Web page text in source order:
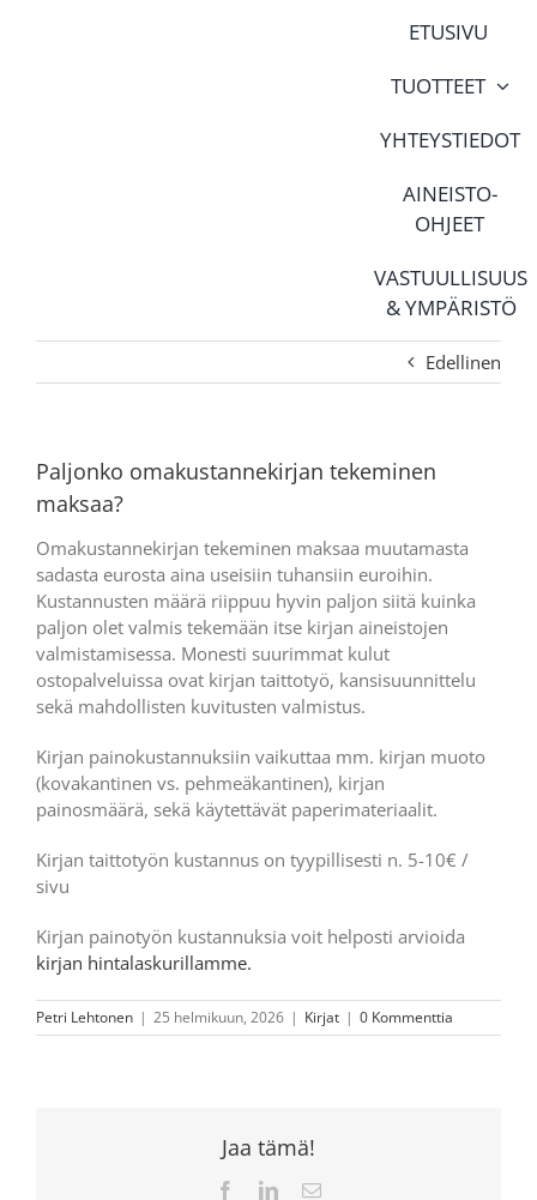
ETUSIVU
TUOTTEET
YHTEYSTIEDOT
AINEISTO-
OHJEET
VASTUULLISUUS
& YMPÄRISTÖ
Edellinen
Paljonko omakustannekirjan tekeminen
maksaa?
Omakustannekirjan tekeminen maksaa muutamasta
sadasta eurosta aina useisiin tuhansiin euroihin.
Kustannusten määrä riippuu hyvin paljon siitä kuinka
paljon olet valmis tekemään itse kirjan aineistojen
valmistamisessa. Monesti suurimmat kulut
ostopalveluissa ovat kirjan taittotyö, kansisuunnittelu
sekä mahdollisten kuvitusten valmistus.
Kirjan painokustannuksiin vaikuttaa mm. kirjan muoto
(kovakantinen vs. pehmeäkantinen), kirjan
painosmäärä, sekä käytettävät paperimateriaalit.
Kirjan taittotyön kustannus on tyypillisesti n. 5-10€ /
sivu
Kirjan painotyön kustannuksia voit helposti arvioida
kirjan hintalaskurillamme.
Petri Lehtonen | 25 helmikuun, 2026 | Kirjat | 0 Kommenttia
Jaa tämä!
FacebookLinkedInSähköposti